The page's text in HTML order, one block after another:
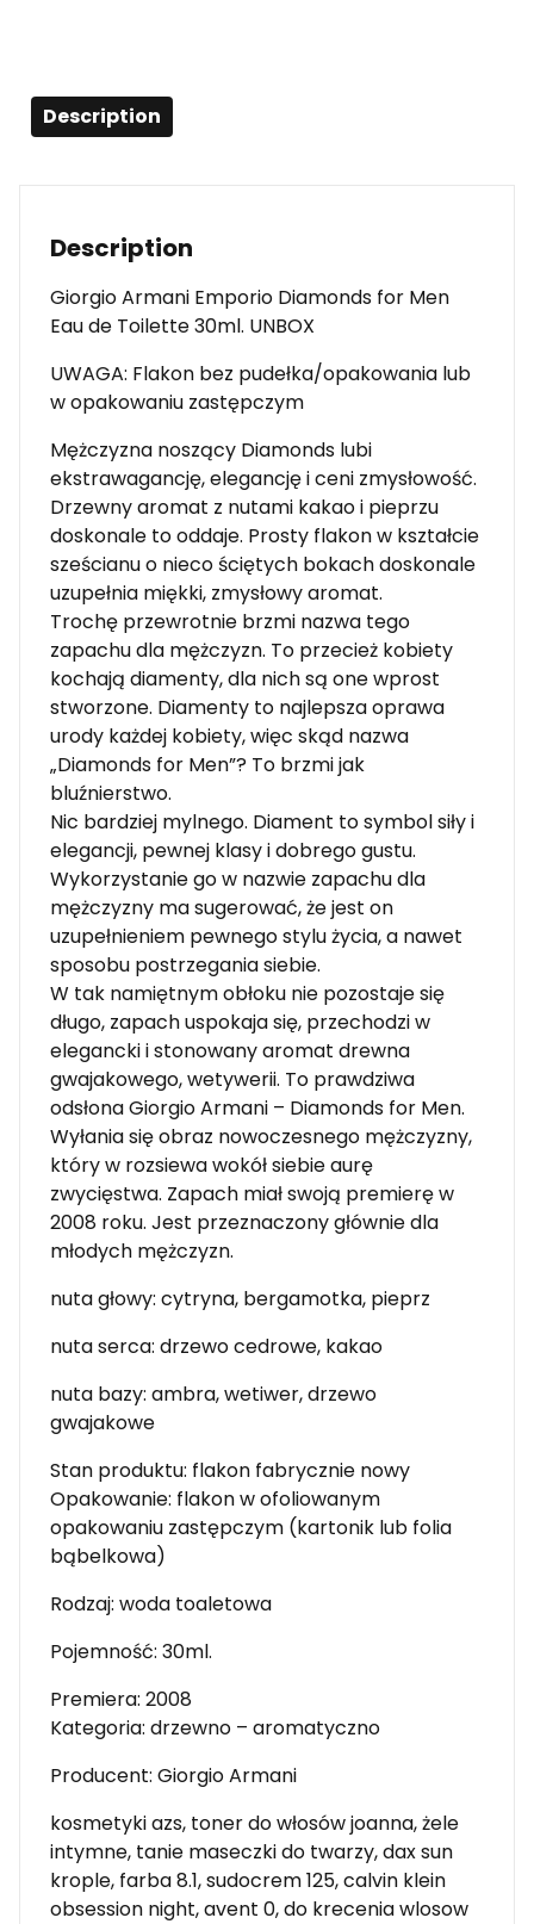
Description
Description
Giorgio Armani Emporio Diamonds for Men
Eau de Toilette 30ml. UNBOX
UWAGA: Flakon bez pudełka/opakowania lub
w opakowaniu zastępczym
Mężczyzna noszący Diamonds lubi
ekstrawagancję, elegancję i ceni zmysłowość.
Drzewny aromat z nutami kakao i pieprzu
doskonale to oddaje. Prosty flakon w kształcie
sześcianu o nieco ściętych bokach doskonale
uzupełnia miękki, zmysłowy aromat.
Trochę przewrotnie brzmi nazwa tego
zapachu dla mężczyzn. To przecież kobiety
kochają diamenty, dla nich są one wprost
stworzone. Diamenty to najlepsza oprawa
urody każdej kobiety, więc skąd nazwa
„Diamonds for Men”? To brzmi jak
bluźnierstwo.
Nic bardziej mylnego. Diament to symbol siły i
elegancji, pewnej klasy i dobrego gustu.
Wykorzystanie go w nazwie zapachu dla
mężczyzny ma sugerować, że jest on
uzupełnieniem pewnego stylu życia, a nawet
sposobu postrzegania siebie.
W tak namiętnym obłoku nie pozostaje się
długo, zapach uspokaja się, przechodzi w
elegancki i stonowany aromat drewna
gwajakowego, wetywerii. To prawdziwa
odsłona Giorgio Armani – Diamonds for Men.
Wyłania się obraz nowoczesnego mężczyzny,
który w rozsiewa wokół siebie aurę
zwycięstwa. Zapach miał swoją premierę w
2008 roku. Jest przeznaczony głównie dla
młodych mężczyzn.
nuta głowy: cytryna, bergamotka, pieprz
nuta serca: drzewo cedrowe, kakao
nuta bazy: ambra, wetiwer, drzewo
gwajakowe
Stan produktu: flakon fabrycznie nowy
Opakowanie: flakon w ofoliowanym
opakowaniu zastępczym (kartonik lub folia
bąbelkowa)
Rodzaj: woda toaletowa
Pojemność: 30ml.
Premiera: 2008
Kategoria: drzewno – aromatyczno
Producent: Giorgio Armani
kosmetyki azs, toner do włosów joanna, żele
intymne, tanie maseczki do twarzy, dax sun
krople, farba 8.1, sudocrem 125, calvin klein
obsession night, avent 0, do krecenia wlosow